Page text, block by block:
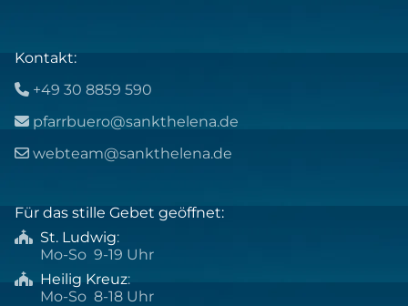
Kontakt:
 +49 30 8859 590
 pfarrbuero@sankthelena.de
 webteam@sankthelena.de
Für das stille Gebet geöffnet:
 St. Ludwig:
Mo-So 9-19 Uhr
 Heilig Kreuz:
Mo-So 8-18 Uhr